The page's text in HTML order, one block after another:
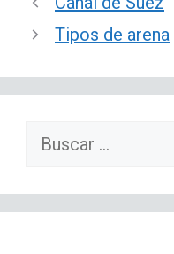
Tipos de arena
Buscar: